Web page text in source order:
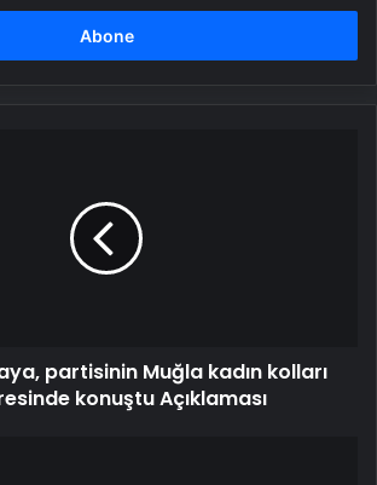
partisinin Muğla kadın kolları
konuştu Açıklaması